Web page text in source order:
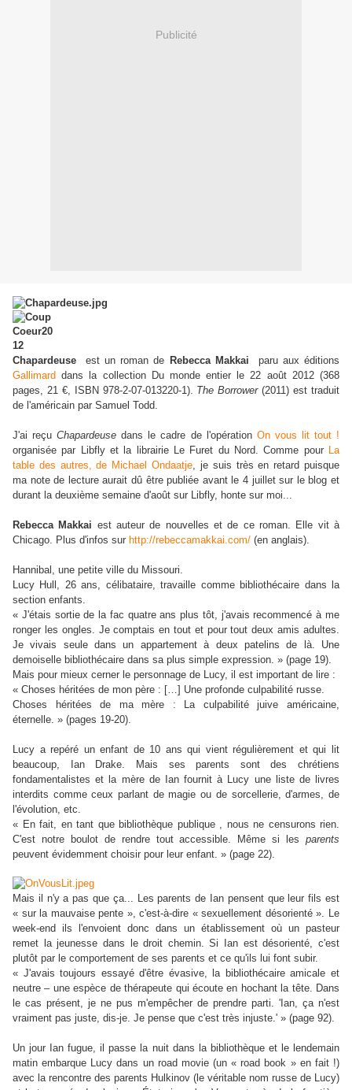
Publicité
Chapardeuse est un roman de Rebecca Makkai
paru aux éditions
Gallimard dans la collection Du monde entier
le 22 août 2012 (368
pages, 21 €, ISBN 978-2-07-013220-1). The Borrower (2011) est traduit
de l'américain par Samuel Todd.
J'ai reçu Chapardeuse dans le cadre de l'opération On vous lit tout !
organisée par Libfly et la librairie Le Furet du Nord. Comme pour La
table des autres, de Michael Ondaatje, je suis très en retard puisque
ma note de lecture aurait dû être publiée avant le 4 juillet sur le blog et
durant la deuxième semaine d'août sur Libfly, honte sur moi...
Rebecca Makkai est auteur de nouvelles et de ce roman. Elle vit à
Chicago. Plus d'infos sur http://rebeccamakkai.com/ (en anglais).
Hannibal, une petite ville du Missouri.
Lucy Hull, 26 ans, célibataire, travaille comme bibliothécaire dans la
section enfants.
« J'étais sortie de la fac quatre ans plus tôt, j'avais recommencé à me
ronger les ongles. Je comptais en tout et pour tout deux amis adultes.
Je vivais seule dans un appartement à deux patelins de là. Une
demoiselle bibliothécaire dans sa plus simple expression. » (page 19).
Mais pour mieux cerner le personnage de Lucy, il est important de lire :
« Choses héritées de mon père : […] Une profonde culpabilité russe.
Choses héritées de ma mère : La culpabilité juive américaine,
éternelle. » (pages 19-20).
Lucy a repéré un enfant de 10 ans qui vient régulièrement et qui lit
beaucoup, Ian Drake. Mais ses parents sont des chrétiens
fondamentalistes et la mère de Ian fournit à Lucy une liste de livres
interdits comme ceux parlant de magie ou de sorcellerie, d'armes, de
l'évolution, etc.
« En fait, en tant que bibliothèque publique , nous ne censurons rien.
C'est notre boulot de rendre tout accessible. Même si les parents
peuvent évidemment choisir pour leur enfant. » (page 22).
Mais il n'y a pas que ça... Les parents de Ian pensent que leur fils est
« sur la mauvaise pente », c'est-à-dire « sexuellement désorienté ». Le
week-end ils l'envoient donc dans un établissement où un pasteur
remet la jeunesse dans le droit chemin. Si Ian est désorienté, c'est
plutôt par le comportement de ses parents et ce qu'ils lui font subir.
« J'avais toujours essayé d'être évasive, la bibliothécaire amicale et
neutre – une espèce de thérapeute qui écoute en hochant la tête. Dans
le cas présent, je ne pus m'empêcher de prendre parti. 'Ian, ça n'est
vraiment pas juste, dis-je. Je pense que c'est très injuste.' » (page 92).
Un jour Ian fugue, il passe la nuit dans la bibliothèque et le lendemain
matin embarque Lucy dans un road movie (un « road book » en fait !)
avec la rencontre des parents Hulkinov (le véritable nom russe de Lucy)